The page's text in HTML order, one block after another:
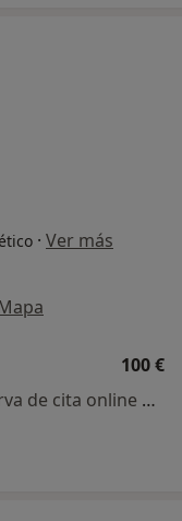
· Ver más
100 €
Este especialista no ofrece reserva de cita online en esta dirección.